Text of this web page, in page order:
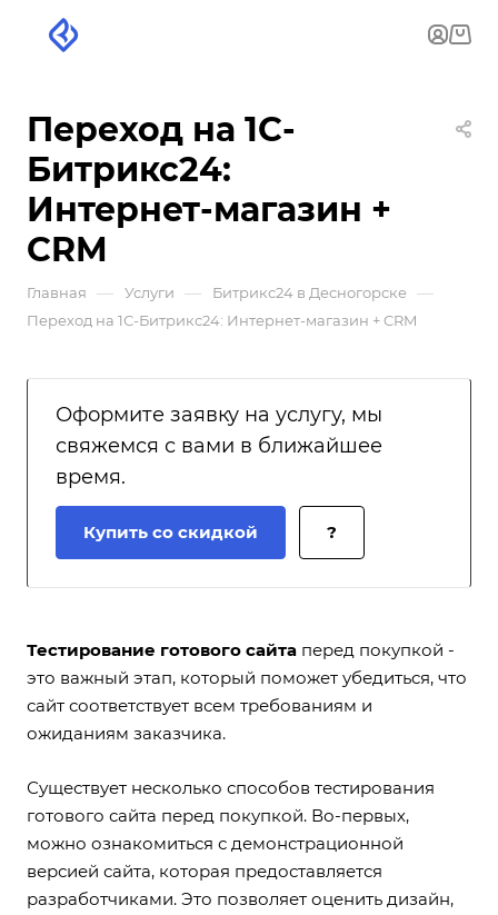
Переход на 1С-
Битрикс24:
Интернет-магазин +
CRM
Главная — Услуги — Битрикс24 в Десногорске —
Переход на 1С-Битрикс24: Интернет-магазин + CRM
Оформите заявку на услугу, мы
свяжемся с вами в ближайшее
время.
Купить со скидкой ?
Тестирование готового сайта перед покупкой -
это важный этап, который поможет убедиться, что
сайт соответствует всем требованиям и
ожиданиям заказчика.
Существует несколько способов тестирования
готового сайта перед покупкой. Во-первых,
можно ознакомиться с демонстрационной
версией сайта, которая предоставляется
разработчиками. Это позволяет оценить дизайн,